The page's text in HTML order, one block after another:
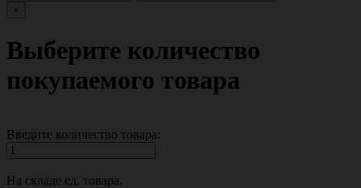
×
Выберите количество
покупаемого товара
Введите количество товара:
На складе ед. товара.